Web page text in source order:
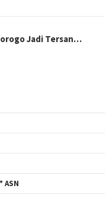
Jadi Tersan…
ASN